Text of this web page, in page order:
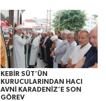
KEBİR SÜT’ÜN
KURUCULARINDAN HACI
AVNİ KARADENİZ’E SON
GÖREV